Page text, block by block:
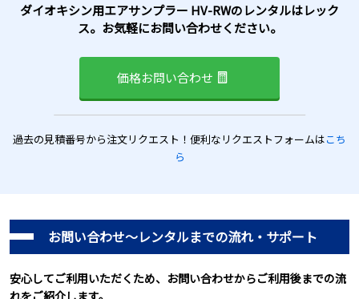
ウレタンホルダー
シリコンチューブ
ウレタンストッパー
石英繊維フィルター QR-100型 ×10
ダイオキシン用エアサンプラー HV-RWのレンタルはレック
ス。お気軽にお問い合わせください。
価格お問い合わせ
過去の見積番号から注文リクエスト！便利なリクエストフォームはこち
ら
お問い合わせ～レンタルまでの流れ・サポート
安心してご利用いただくため、お問い合わせからご利用後までの流
れをご紹介します。